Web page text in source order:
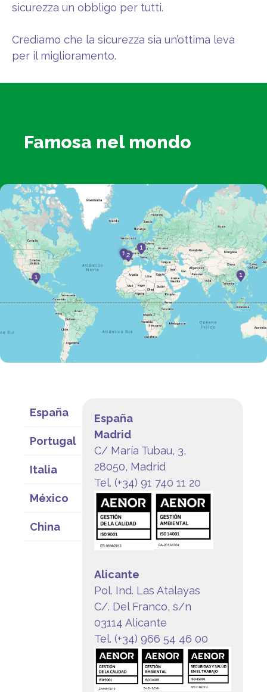
sicurezza un obbligo per tutti.
Crediamo che la sicurezza sia un’ottima leva
per il miglioramento.
Famosa nel mondo
España
Portugal
Italia
México
China
España
Madrid
C/ María Tubau, 3,
28050, Madrid
Tel. (+34) 91 740 11 20
Alicante
Pol. Ind. Las Atalayas
C/. Del Franco, s/n
03114 Alicante
Tel. (+34) 966 54 46 00